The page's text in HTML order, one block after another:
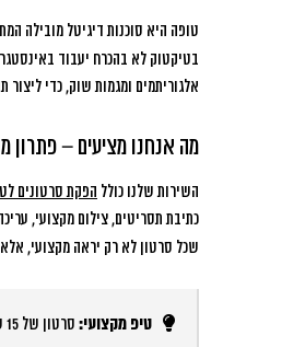
טופה היא סוכנות דיגיטל מובילה
בטיקטוק לא בהכרח יעבוד
אלגוריתמים ומגמות שוק, כדי
מה אנחנו מציעים – פתרון
השירות שלנו כולל הפקת סרטונים
כתיבת תסריטים, צילום מקצועי,
שכל סרטון לא רק יראה מקצועי, אלא
טיפ מקצועי: סרטון של 15 שניות יכול להכיל יותר מידע ורגש מאשר פוסט טקסט של 500 מילים – אם יודעים איך לעשות את זה נכון.